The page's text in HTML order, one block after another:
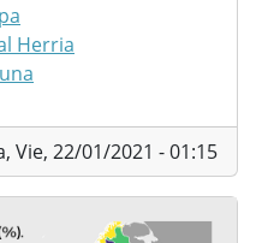
Herria
Vie, 22/01/2021 - 01:15